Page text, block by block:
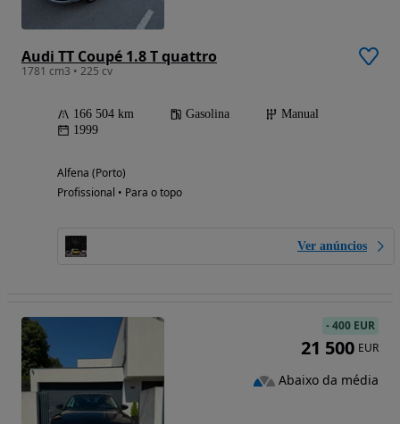
Audi TT Coupé 1.8 T quattro
1781 cm3 • 225 cv
166 504 km Gasolina
Manual
1999
Alfena (Porto)
Profissional • Para o topo
Ver anúncios
-400 EUR
21 500 EUR
Abaixo da média